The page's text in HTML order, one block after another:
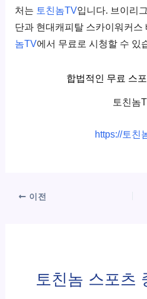
처는 토친놈TV입니다. 브이리
단과 현대캐피탈 스카이워커스
놈TV에서 무료로 시청할 수 있
합법적인 무료 스
토친놈
https://토친
이전
토친놈 스포츠